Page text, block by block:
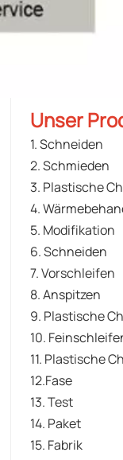
Unser
1. Schneiden
2. Schmieden
3. Plastische
4.
5. Modifikation
6. Schneiden
7. Vorschleifen
8. Anspitzen
9. Plastische
10.
11. Plastische
12.Fase
13. Test
14. Paket
15. Fabrik